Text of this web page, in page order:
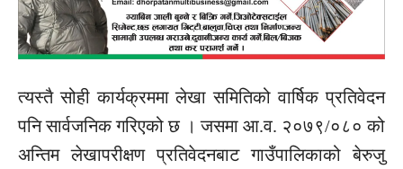
त्यस्तै सोही कार्यक्रममा लेखा समितिको वार्षिक प्रतिवेदन
पनि सार्वजनिक गरिएको छ । जसमा आ.व. २०७९/०८० को
अन्तिम लेखापरीक्षण प्रतिवेदनबाट गाउँपालिकाको बेरुजु